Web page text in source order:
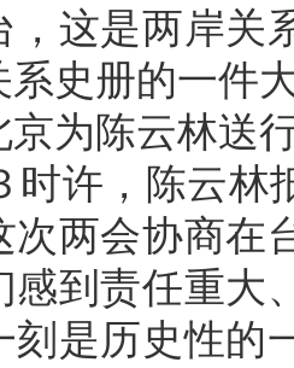
，这是两岸关
史册的一件
京为陈云林送
许，陈云林
次两会协商在
感到责任重大
刻是历史性